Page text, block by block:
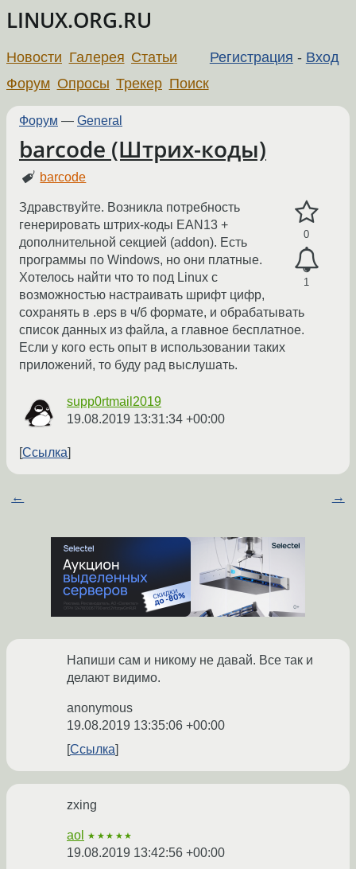
LINUX.ORG.RU
Регистрация - Вход
Новости Галерея Статьи
Форум Опросы Трекер Поиск
Форум — General
barcode (Штрих-коды)
barcode
0
1
Здравствуйте. Возникла потребность
генерировать штрих-коды EAN13 +
дополнительной секцией (addon). Есть
программы по Windows, но они платные.
Хотелось найти что то под Linux с
возможностью настраивать шрифт цифр,
сохранять в .eps в ч/б формате, и обрабатывать
список данных из файла, а главное бесплатное.
Если у кого есть опыт в использовании таких
приложений, то буду рад выслушать.
supp0rtmail2019
19.08.2019 13:31:34 +00:00
Ссылка
← →
Напиши сам и никому не давай. Все так и
делают видимо.
anonymous
19.08.2019 13:35:06 +00:00
Ссылка
zxing
aol ★★★★★
19.08.2019 13:42:56 +00:00